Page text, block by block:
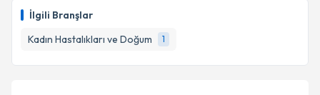
İlgili Branşlar
Kadın Hastalıkları ve Doğum
1